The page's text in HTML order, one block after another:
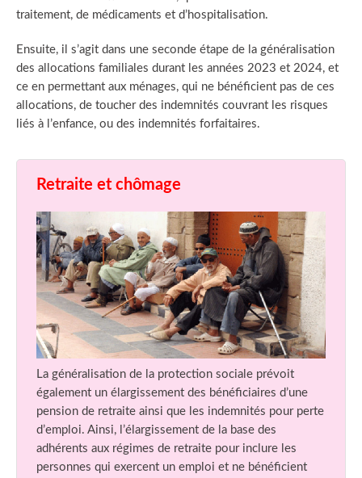
traitement, de médicaments et d’hospitalisation.
Ensuite, il s’agit dans une seconde étape de la généralisation
des allocations familiales durant les années 2023 et 2024, et
ce en permettant aux ménages, qui ne bénéficient pas de ces
allocations, de toucher des indemnités couvrant les risques
liés à l’enfance, ou des indemnités forfaitaires.
Retraite et chômage
La généralisation de la protection sociale prévoit
également un élargissement des bénéficiaires d’une
pension de retraite ainsi que les indemnités pour perte
d’emploi. Ainsi, l’élargissement de la base des
adhérents aux régimes de retraite pour inclure les
personnes qui exercent un emploi et ne bénéficient